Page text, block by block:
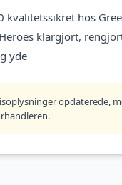
kvalitetssikret hos
klargjort,
yde
opdaterede,